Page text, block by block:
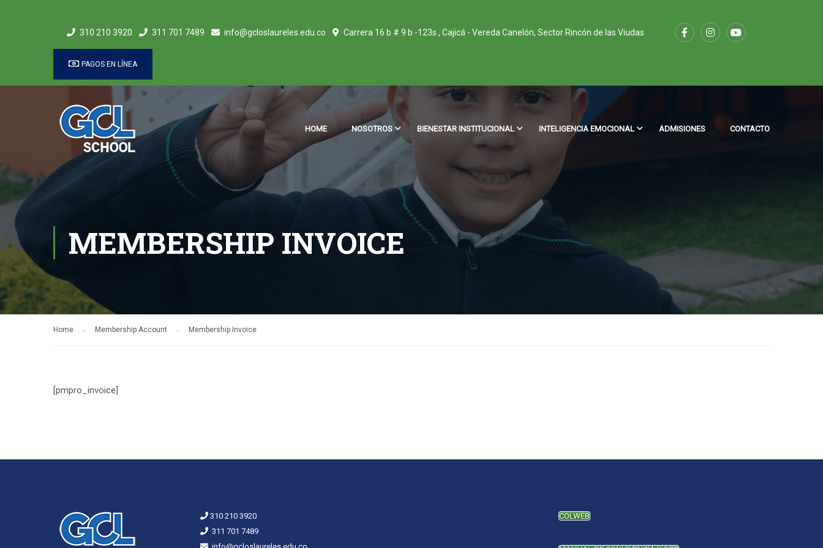
310 210 3920 311 701 7489 info@gcloslaureles.edu.co Carrera 16 b # 9 b -123s , Cajicá - Vereda Canelón, Sector Rincón de las Viudas
PAGOS EN LÍNEA
HOME NOSOTROS BIENESTAR INSTITUCIONAL INTELIGENCIA EMOCIONAL ADMISIONES CONTACTO
MEMBERSHIP INVOICE
Home Membership Account Membership Invoice
[pmpro_invoice]
310 210 3920
311 701 7489
COLWEB